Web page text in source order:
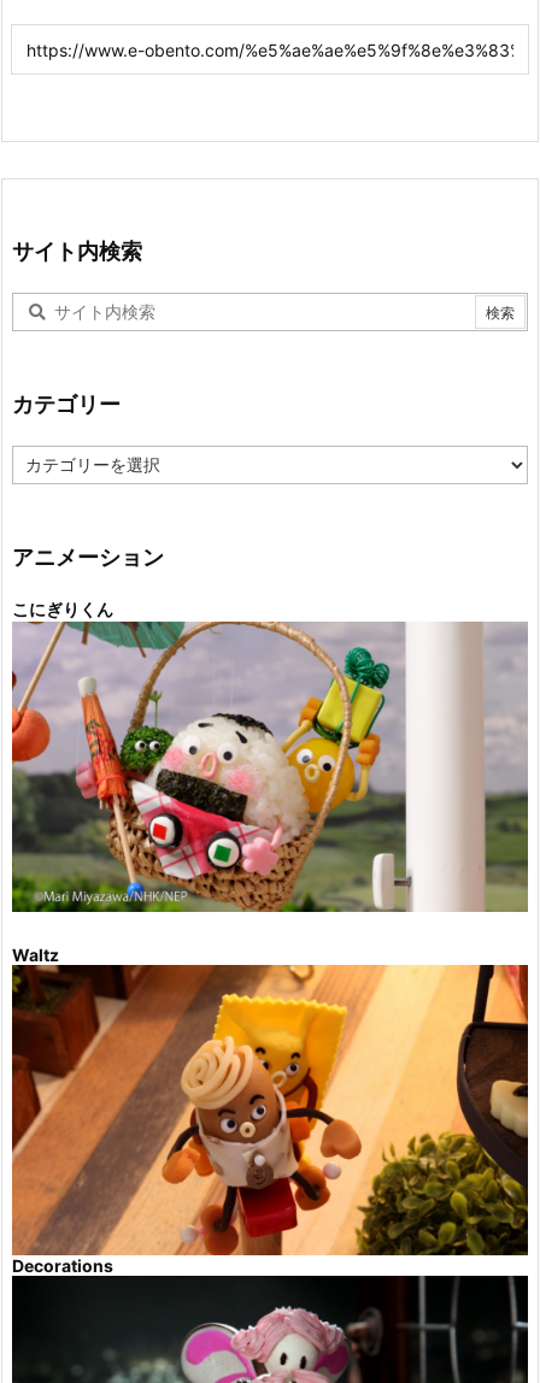
サイト内検索
カテゴリー
テ
ー
アニメーション
こにぎりくん
Waltz
Decorations